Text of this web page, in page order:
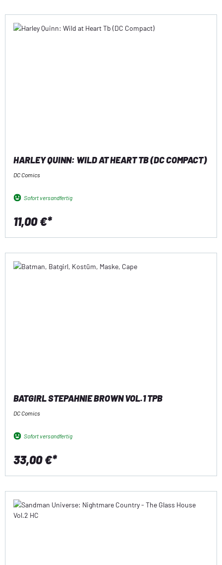
HARLEY QUINN: WILD AT HEART TB (DC COMPACT)
DC Comics
Sofort versandfertig
11,00 €*
BATGIRL STEPAHNIE BROWN VOL.1 TPB
DC Comics
Sofort versandfertig
33,00 €*